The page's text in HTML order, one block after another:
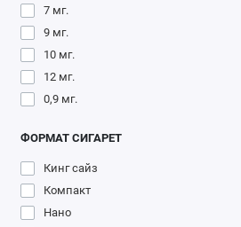
7 мг.
9 мг.
10 мг.
12 мг.
0,9 мг.
ФОРМАТ СИГАРЕТ
Кинг сайз
Компакт
Нано